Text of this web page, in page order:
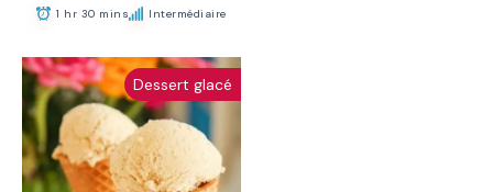
1 hr 30 mins Intermédiaire
Dessert glacé